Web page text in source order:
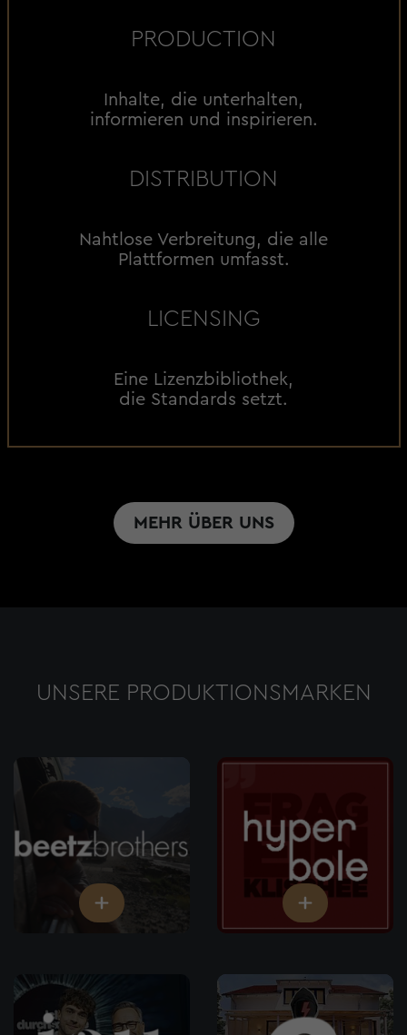
PRODUCTION
Inhalte, die unterhalten,
informieren und inspirieren.
DISTRIBUTION
Nahtlose Verbreitung, die alle
Plattformen umfasst.
LICENSING
Eine Lizenzbibliothek,
die Standards setzt.
MEHR ÜBER UNS
UNSERE PRODUKTIONSMARKEN